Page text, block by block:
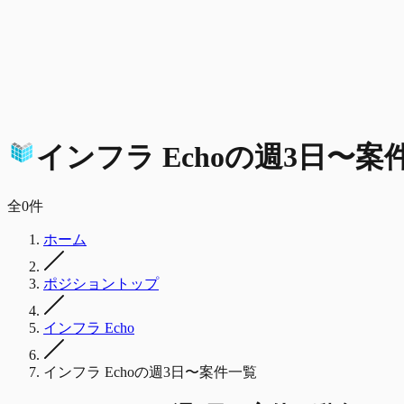
インフラ Echoの週3日〜案
全0件
ホーム
ポジショントップ
インフラ Echo
インフラ Echoの週3日〜案件一覧